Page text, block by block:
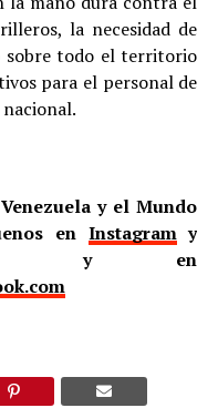
la necesidad de
sobre todo el territorio
para el personal de
y el Mundo
en Instagramy
en